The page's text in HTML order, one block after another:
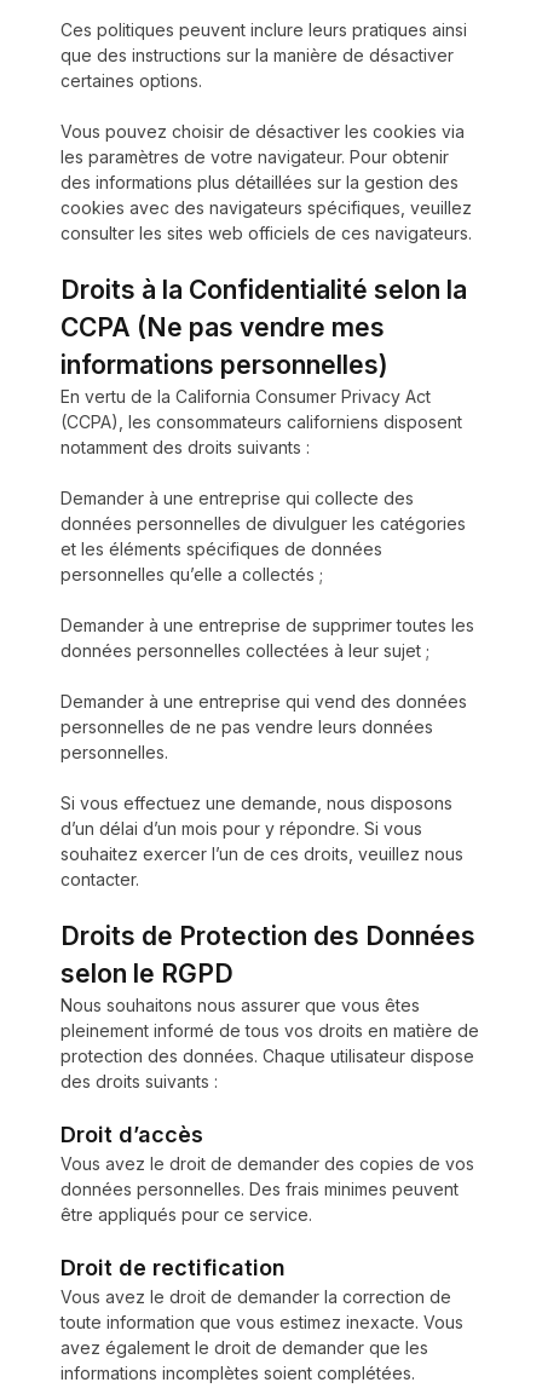
Ces politiques peuvent inclure leurs pratiques ainsi
que des instructions sur la manière de désactiver
certaines options.
Vous pouvez choisir de désactiver les cookies via
les paramètres de votre navigateur. Pour obtenir
des informations plus détaillées sur la gestion des
cookies avec des navigateurs spécifiques, veuillez
consulter les sites web officiels de ces navigateurs.
Droits à la Confidentialité selon la
CCPA (Ne pas vendre mes
informations personnelles)
En vertu de la California Consumer Privacy Act
(CCPA), les consommateurs californiens disposent
notamment des droits suivants :
Demander à une entreprise qui collecte des
données personnelles de divulguer les catégories
et les éléments spécifiques de données
personnelles qu’elle a collectés ;
Demander à une entreprise de supprimer toutes les
données personnelles collectées à leur sujet ;
Demander à une entreprise qui vend des données
personnelles de ne pas vendre leurs données
personnelles.
Si vous effectuez une demande, nous disposons
d’un délai d’un mois pour y répondre. Si vous
souhaitez exercer l’un de ces droits, veuillez nous
contacter.
Droits de Protection des Données
selon le RGPD
Nous souhaitons nous assurer que vous êtes
pleinement informé de tous vos droits en matière de
protection des données. Chaque utilisateur dispose
des droits suivants :
Droit d’accès
Vous avez le droit de demander des copies de vos
données personnelles. Des frais minimes peuvent
être appliqués pour ce service.
Droit de rectification
Vous avez le droit de demander la correction de
toute information que vous estimez inexacte. Vous
avez également le droit de demander que les
informations incomplètes soient complétées.